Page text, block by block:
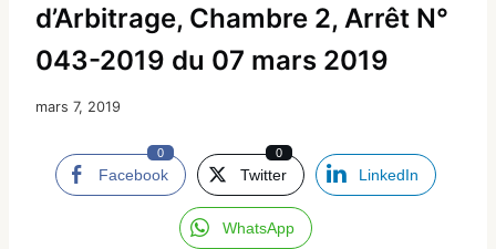
d’Arbitrage, Chambre 2, Arrêt N°
043-2019 du 07 mars 2019
mars 7, 2019
Facebook
0
Twitter
0
LinkedIn
WhatsApp